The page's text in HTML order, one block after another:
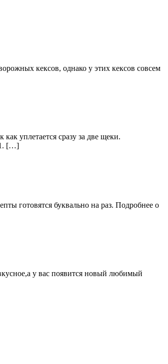
кексов, однако у этих кексов совсем
уплетается сразу за две щеки.
1. […]
готовятся буквально на раз. Подробнее о
у вас появится новый любимый